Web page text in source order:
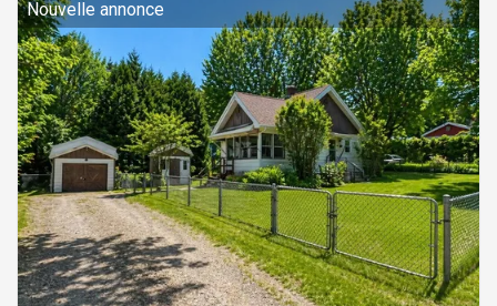
000 pi², dans un environnement paisible où la q
Nouvelle annonce